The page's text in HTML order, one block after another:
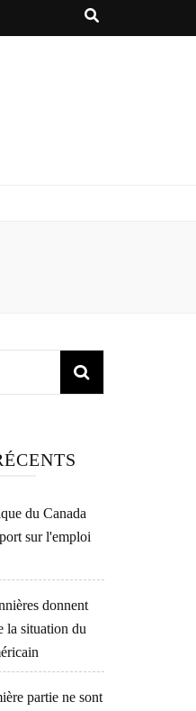
du Canada
sur l'emploi
donnent
la situation du
partie ne sont